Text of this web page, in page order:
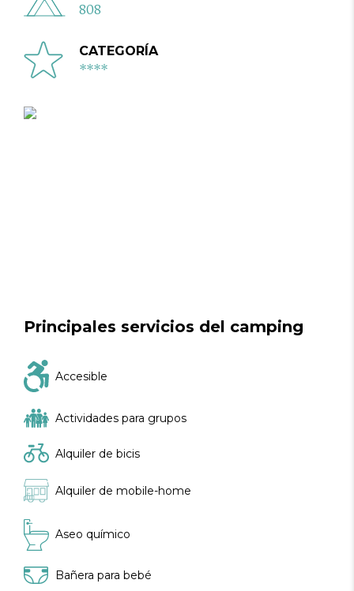
808
CATEGORÍA
****
Principales servicios del camping
Accesible
Actividades para grupos
Alquiler de bicis
Alquiler de mobile-home
Aseo químico
Bañera para bebé